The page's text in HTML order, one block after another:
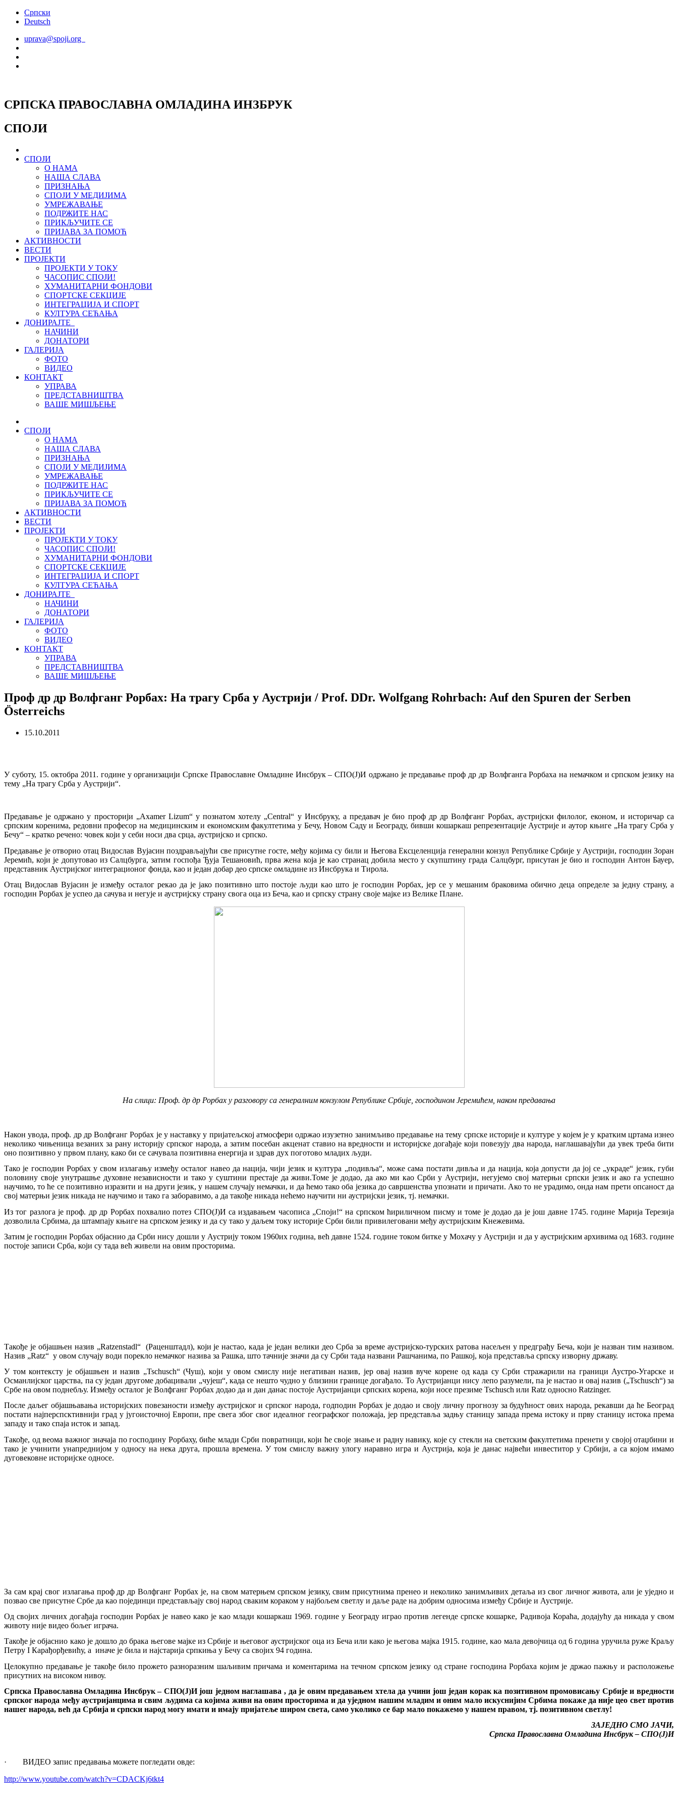
СкочитеСрпски
Deutsch
uprava@spoji.org
СРПСКА ПРАВОСЛАВНА ОМЛАДИНА ИНЗБРУК
СПОЈИ
СПОЈИ
О НАМА
НАША СЛАВА
ПРИЗНАЊА
СПОЈИ У МЕДИЈИМА
УМРЕЖАВАЊЕ
ПОДРЖИТЕ НАС
ПРИКЉУЧИТЕ СЕ
ПРИЈАВА ЗА ПОМОЋ
АКТИВНОСТИ
ВЕСТИ
ПРОЈЕКТИ
ПРОЈЕКТИ У ТОКУ
ЧАСОПИС СПОЈИ!
ХУМАНИТАРНИ ФОНДОВИ
СПОРТСКЕ СЕКЦИЈЕ
ИНТЕГРАЦИЈА И СПОРТ
КУЛТУРА СЕЋАЊА
ДОНИРАЈТЕ
НАЧИНИ
ДОНАТОРИ
ГАЛЕРИЈА
ФОТО
ВИДЕО
КОНТАКТ
УПРАВА
ПРЕДСТАВНИШТВА
ВАШЕ МИШЉЕЊЕ
СПОЈИ
О НАМА
НАША СЛАВА
ПРИЗНАЊА
СПОЈИ У МЕДИЈИМА
УМРЕЖАВАЊЕ
ПОДРЖИТЕ НАС
ПРИКЉУЧИТЕ СЕ
ПРИЈАВА ЗА ПОМОЋ
АКТИВНОСТИ
ВЕСТИ
ПРОЈЕКТИ
ПРОЈЕКТИ У ТОКУ
ЧАСОПИС СПОЈИ!
ХУМАНИТАРНИ ФОНДОВИ
СПОРТСКЕ СЕКЦИЈЕ
ИНТЕГРАЦИЈА И СПОРТ
КУЛТУРА СЕЋАЊА
ДОНИРАЈТЕ
НАЧИНИ
ДОНАТОРИ
ГАЛЕРИЈА
ФОТО
ВИДЕО
КОНТАКТ
УПРАВА
ПРЕДСТАВНИШТВА
ВАШЕ МИШЉЕЊЕ
Проф др др Волфганг Рорбах: На трагу Срба у Аустрији / Prof. DDr. Wolfgang Rohrbach: Auf den Spuren der Serben
Österreichs
15.10.2011
У суботу, 15. октобра 2011. године у организацији Српске Православне Омладине Инсбрук – СПО(Ј)И одржано је предавање проф др др Волфганга Рорбаха на немачком и српском језику на
тему „На трагу Срба у Аустрији“.
Предавање је одржано у просторији „Axamer Lizum“ у познатом хотелу „Central“ у Инсбруку, а предавач је био проф др др Волфганг Рорбах, аустријски филолог, економ, и историчар са
српским коренима, редовни професор на медицинским и економским факултетима у Бечу, Новом Саду и Београду, бивши кошаркаш репрезентације Аустрије и аутор књиге „На трагу Срба у
Бечу“ – кратко речено: човек који у себи носи два срца, аустријско и српско.
Предавање је отворио отац Видослав Вујасин поздрављајући све присутне госте, међу којима су били и Његова Ексцеленција генерални конзул Републике Србије у Аустрији, господин Зоран
Јеремић, који је допутовао из Салцбурга, затим госпођа Ђуја Тешановић, прва жена која је као странац добила место у скупштину града Салцбург, присутан је био и господин Антон Бауер,
представник Аустријског интеграционог фонда, као и један добар део српске омладине из Инсбрука и Тирола.
Отац Видослав Вујасин је између осталог рекао да је јако позитивно што постоје људи као што је господин Рорбах, јер се у мешаним браковима обично деца определе за једну страну, а
господин Рорбах је успео да сачува и негује и аустријску страну свога оца из Беча, као и српску страну своје мајке из Велике Плане.
На слици: Проф. др др Рорбах у разговору са генералним конзулом Републике Србије, господином Јеремићем, наком предавања
Након увода, проф. др др Волфганг Рорбах је у наставку у пријатељској атмосфери одржао изузетно занимљиво предавање на тему српске историје и културе у којем је у кратким цртама изнео
неколико чињеница везаних за рану историју српског народа, а затим посебан акценат ставио на вредности и историјске догађаје који повезују два народа, наглашавајући да увек треба бити
оно позитивно у првом плану, како би се сачувала позитивна енергија и здрав дух поготово младих људи.
Тако је господин Рорбах у свом излагању између осталог навео да нација, чији језик и култура „подивља“, може сама постати дивља и да нација, која допусти да јој се „украде“ језик, губи
половину своје унутрашње духовне независности и тако у суштини престаје да живи.Томе је додао, да ако ми као Срби у Аустрији, негујемо свој матерњи српски језик и ако га успешно
научимо, то ће се позитивно изразити и на други језик, у нашем случају немачки, и да ћемо тако оба језика до савршенства упознати и причати. Ако то не урадимо, онда нам прети опсаност да
свој матерњи језик никада не научимо и тако га заборавимо, а да такође никада нећемо научити ни аустријски језик, тј. немачки.
Из тог разлога је проф. др др Рорбах похвалио потез СПО(Ј)И са издавањем часописа „Споји!“ на српском ћириличном писму и томе је додао да је још давне 1745. године Марија Терезија
дозволила Србима, да штампају књиге на српском језику и да су тако у даљем току историје Срби били привилеговани међу аустријским Кнежевима.
Затим је господин Рорбах објаснио да Срби нису дошли у Аустрију током 1960их година, већ давне 1524. године током битке у Мохачу у Аустрији и да у аустријским архивима од 1683. године
постоје записи Срба, који су тада већ живели на овим просторима.
Такође је објашњен назив „Ratzenstadl“
(Раценштадл), који је настао, када је један велики део Срба за време аустријско-турских ратова насељен у предграђу Беча, који је назван тим називом.
Назив „Ratz“ у овом случају води порекло немачког назива за Рашка, што тачније значи да су Срби тада названи Рашчанима, по Рашкој, која представља српску изворну државу.
У том контексту је објашњен и назив „Tschusch“ (Чуш), који у овом смислу није негативан назив, јер овај назив вуче корене од када су Срби стражарили на граници Аустро-Угарске и
Османлијског царства, па су један другоме добацивали „чујеш“, када се нешто чудно у близини границе догађало. То Аустријанци нису лепо разумели, па је настао и овај назив („Tschusch“) за
Србе на овом поднебљу. Између осталог је Волфганг Рорбах додао да и дан данас постоје Аустријанци српских корена, који носе презиме Tschusch или Ratz односно Ratzinger.
После даљег објашњавања историјских повезаности између аустријског и српског народа, годподин Рорбах је додао и своју личну прогнозу за будућност ових народа, рекавши да ће Београд
постати најперспсктивнији град у југоисточној Европи, пре свега због свог идеалног географског положаја, јер представља задњу станицу запада према истоку и прву станицу истока према
западу и тако спаја исток и запад.
Такође, од веома важног значаја по господину Рорбаху, биће млади Срби повратници, који ће своје знање и радну навику, које су стекли на светским факултетима пренети у својој отаџбини и
тако је учинити унапреднијом у односу на нека друга, прошла времена. У том смислу важну улогу наравно игра и Аустрија, која је данас највећи инвеститор у Србији, а са којом имамо
дуговековне историјске односе.
За сам крај свог излагања проф др др Волфганг Рорбах је, на свом матерњем српском језику, свим присутнима пренео и неколико занимљивих детаља из свог личног живота, али је уједно и
позвао све присутне Србе да као појединци представљају свој народ сваким кораком у најбољем светлу и даље раде на добрим односима између Србије и Аустрије.
Од својих личних догађаја господин Рорбах је навео како је као млади кошаркаш 1969. године у Београду играо против легенде српске кошарке, Радивоја Кораћа, додајућу да никада у свом
животу није видео бољег играча.
Такође је објаснио како је дошло до брака његове мајке из Србије и његовог аустријског оца из Беча или како је његова мајка 1915. године, као мала девојчица од 6 година уручила руже Краљу
Петру I Карађорђевићу, а иначе је била и најстарија српкиња у Бечу са својих 94 година.
Целокупно предавање је такође било прожето разноразним шаљивим причама и коментарима на течном српском језику од стране господина Рорбаха којим је држао пажњу и расположење
присутних на високом нивоу.
Српска Православна Омладина Инсбрук – СПО(Ј)И још једном наглашава , да је овим предавањем хтела да учини још један корак ка позитивном промовисању Србије и вредности
српског народа међу аустријанцима и свим људима са којима живи на овим просторима и да уједном нашим младим и оним мало искуснијим Србима покаже да није цео свет против
нашег народа, већ да Србија и српски народ могу имати и имају пријатеље широм света, само уколико се бар мало покажемо у нашем правом, тј. позитивном светлу!
ЗАЈЕДНО СМО ЈАЧИ,
Српска Православна Омладина Инсбрук – СПО(Ј)И
· ВИДЕО запис предавања можете погледати овде:
http://www.youtube.com/watch?v=CDACKj6tkt4